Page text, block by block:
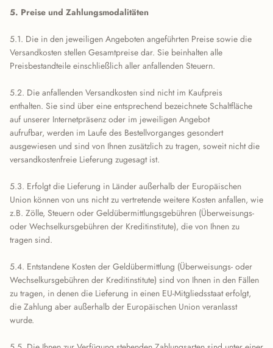
5. Preise und Zahlungsmodalitäten
5.1. Die in den jeweiligen Angeboten angeführten Preise sowie die
Versandkosten stellen Gesamtpreise dar. Sie beinhalten alle
Preisbestandteile einschließlich aller anfallenden Steuern.
5.2. Die anfallenden Versandkosten sind nicht im Kaufpreis
enthalten. Sie sind über eine entsprechend bezeichnete Schaltfläche
auf unserer Internetpräsenz oder im jeweiligen Angebot
aufrufbar, werden im Laufe des Bestellvorganges gesondert
ausgewiesen und sind von Ihnen zusätzlich zu tragen, soweit nicht die
versandkostenfreie Lieferung zugesagt ist.
5.3. Erfolgt die Lieferung in Länder außerhalb der Europäischen
Union können von uns nicht zu vertretende weitere Kosten anfallen, wie
z.B. Zölle, Steuern oder Geldübermittlungsgebühren (Überweisungs-
oder Wechselkursgebühren der Kreditinstitute), die von Ihnen zu
tragen sind.
5.4. Entstandene Kosten der Geldübermittlung (Überweisungs- oder
Wechselkursgebühren der Kreditinstitute) sind von Ihnen in den Fällen
zu tragen, in denen die Lieferung in einen EU-Mitgliedsstaat erfolgt,
die Zahlung aber außerhalb der Europäischen Union veranlasst
wurde.